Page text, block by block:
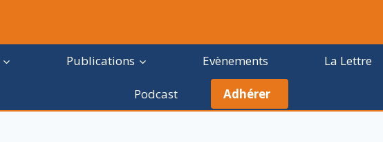
Publications Evènements La Lettre
Podcast Adhérer